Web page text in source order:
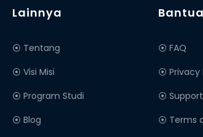
Lainnya
⦿ Tentang
⦿ Visi Misi
⦿ Program Studi
⦿ Blog
⦿ FAQ
⦿ Privacy
⦿ Support
⦿ Terms